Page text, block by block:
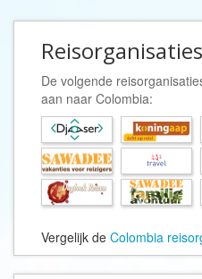
Reisorganisaties
De volgende
aan naar Colombia:
Vergelijk de Colombia